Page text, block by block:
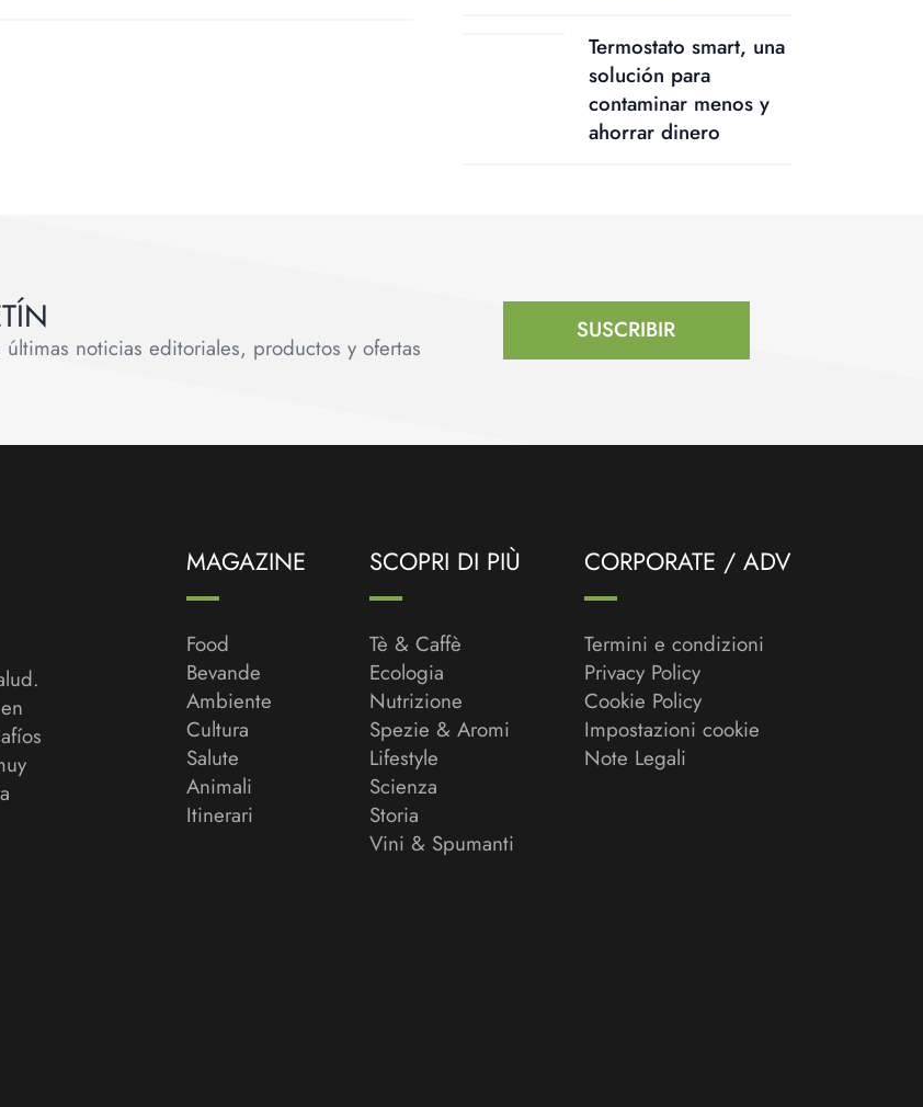
Termostato smart, una
solución para
contaminar menos y
ahorrar dinero
noticias editoriales, productos y ofertas
SUSCRIBIR
MAGAZINE
Food
Bevande
Ambiente
Cultura
Salute
Animali
Itinerari
SCOPRI DI PIÙ
Tè & Caffè
Ecologia
Nutrizione
Spezie & Aromi
Lifestyle
Scienza
Storia
Vini & Spumanti
CORPORATE / ADV
Termini e condizioni
Privacy Policy
Cookie Policy
Impostazioni cookie
Note Legali